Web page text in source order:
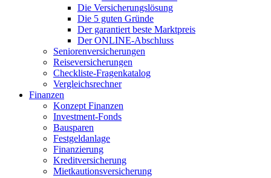
Die Versicherungslösung
Die 5 guten Gründe
Der garantiert beste Marktpreis
Der ONLINE-Abschluss
Seniorenversicherungen
Reiseversicherungen
Checkliste-Fragenkatalog
Vergleichsrechner
Finanzen
Konzept Finanzen
Investment-Fonds
Bausparen
Festgeldanlage
Finanzierung
Kreditversicherung
Mietkautionsversicherung